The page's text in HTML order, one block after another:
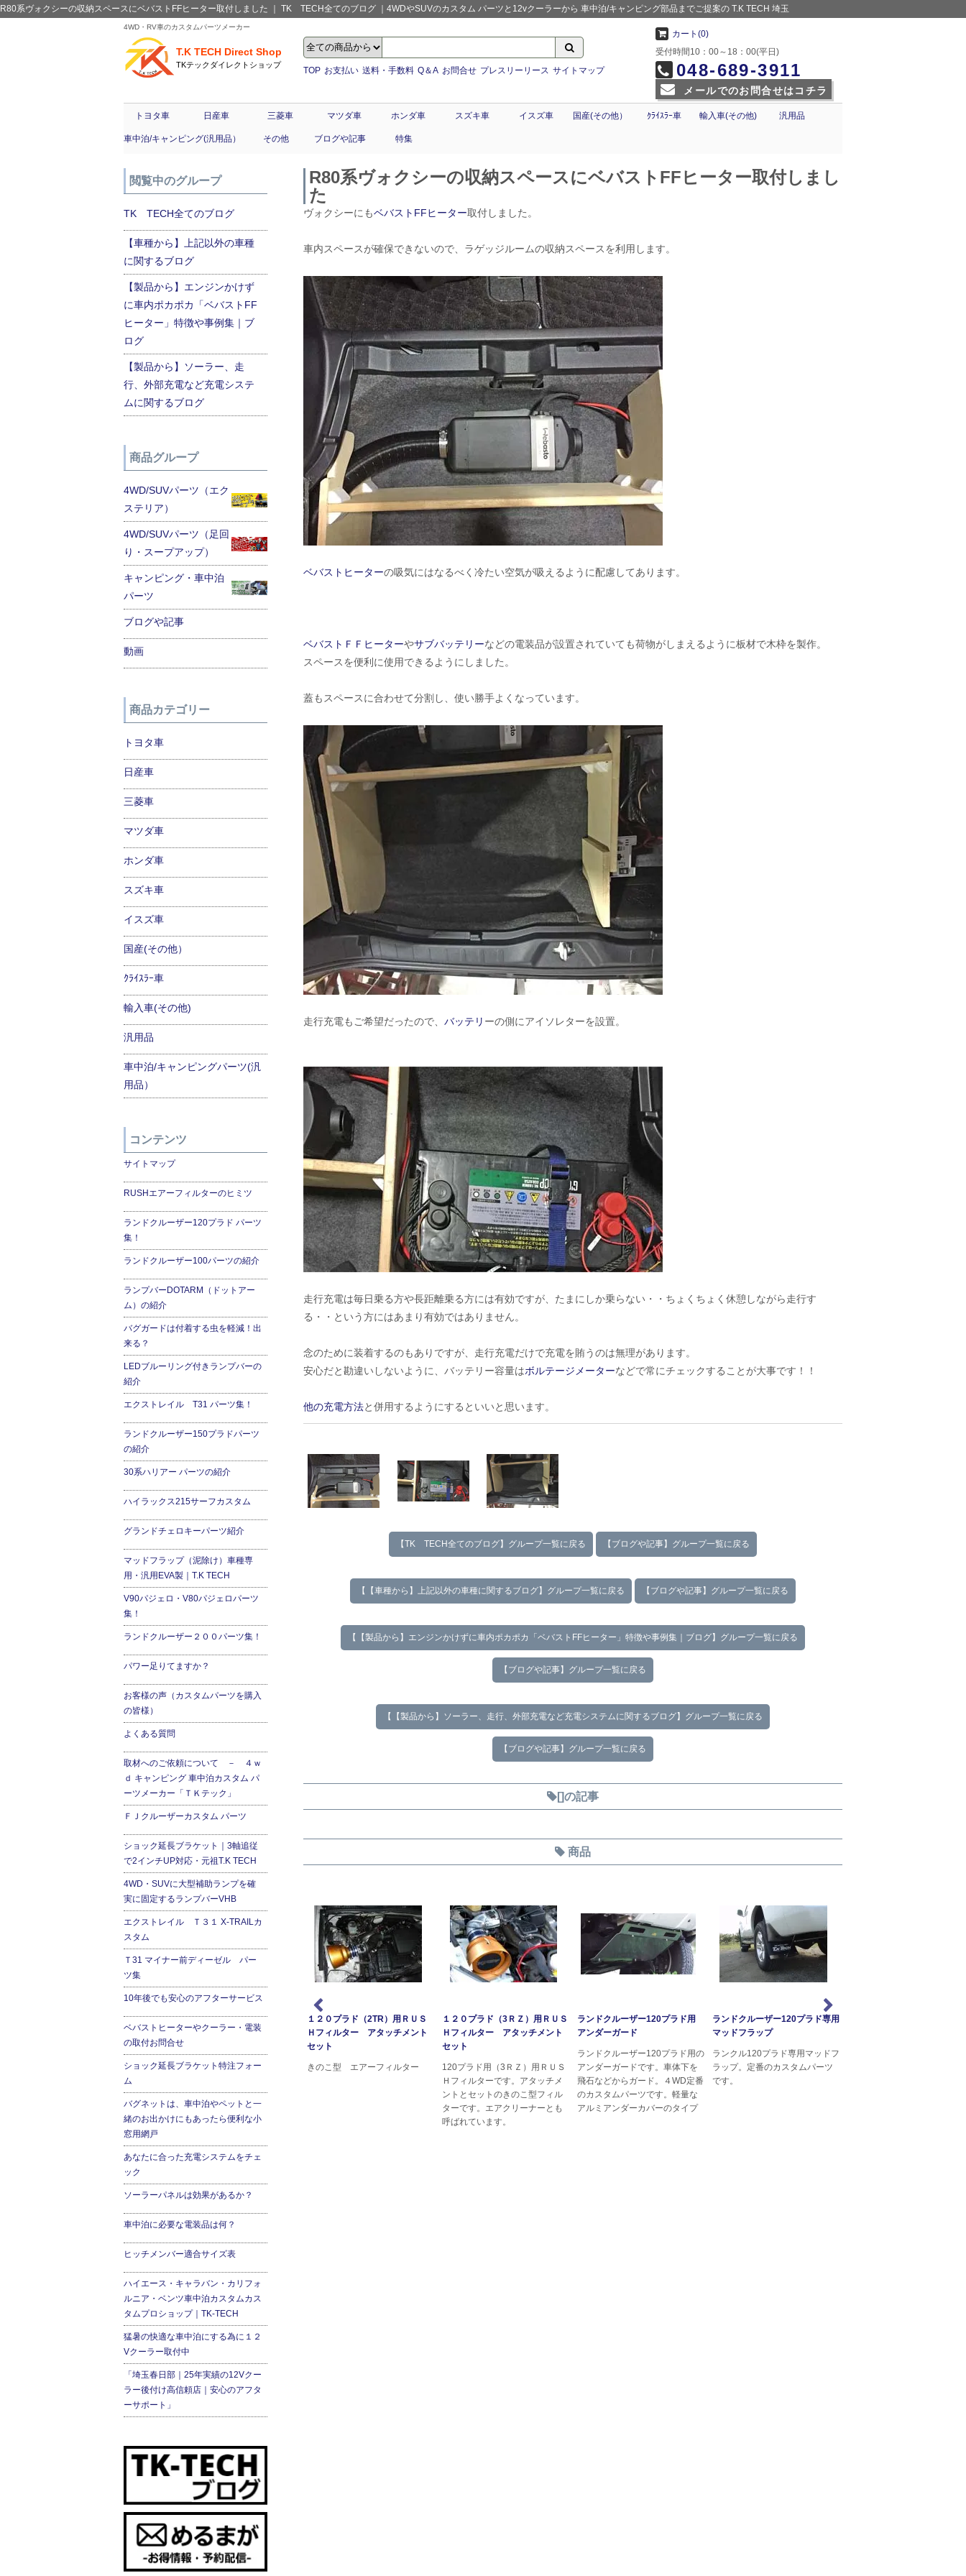
R80系ヴォクシーの収納スペースにベバストFFヒーター取付しました ｜ TK TECH全てのブログ ｜4WDやSUVのカスタム パーツと12vクーラーから 車中泊/キャンピング部品までご提案の T.K TECH 埼玉
4WD・RV車のカスタムパーツメーカー
T.K TECH Direct Shop
TKテックダイレクトショップ
TOP お支払い 送料・手数料 Q＆A お問合せ プレスリーリース サイトマップ
カート(0)
受付時間10：00～18：00(平日)
048-689-3911
メールでのお問合せはコチラ
トヨタ車 日産車 三菱車 マツダ車 ホンダ車 スズキ車 イスズ車 国産(その他） ｸﾗｲｽﾗｰ車 輸入車(その他) 汎用品
車中泊/キャンピング(汎用品） その他 ブログや記事 特集
R80系ヴォクシーの収納スペースにベバストFFヒーター取付しまし
た
ヴォクシーにもベバストFFヒーター取付しました。
車内スペースが確保できないので、ラゲッジルームの収納スペースを利用します。
ベバストヒーターの吸気にはなるべく冷たい空気が吸えるように配慮してあります。
ベバストＦＦヒーターやサブバッテリーなどの電装品が設置されていても荷物がしまえるように板材で木枠を製作。
スペースを便利に使用できるようにしました。
蓋もスペースに合わせて分割し、使い勝手よくなっています。
走行充電もご希望だったので、 バッテリ ーの側にアイソレターを設置。
走行充電は毎日乗る方や長距離乗る方には有効ですが、たまにしか乗らない・・ちょくちょく休憩しながら走行す
る・・という方にはあまり有効ではありません。
念のために装着するのもありですが、走行充電だけで充電を賄うのは無理があります。
安心だと勘違いしないように、バッテリー容量はボルテージメーターなどで常にチェックすることが大事です！！
他の充電方法と併用するようにするといいと思います。
【TK TECH全てのブログ】グループ一覧に戻る 【ブログや記事】グループ一覧に戻る
【【車種から】上記以外の車種に関するブログ】グループ一覧に戻る 【ブログや記事】グループ一覧に戻る
【【製品から】エンジンかけずに車内ポカポカ「ベバストFFヒーター」特徴や事例集｜ブログ】グループ一覧に戻る
【ブログや記事】グループ一覧に戻る
【【製品から】ソーラー、走行、外部充電など充電システムに関するブログ】グループ一覧に戻る
【ブログや記事】グループ一覧に戻る
[]の記事
商品
ランドクルーザー120プラド用イ
ランドクルーザー120プラド用の
インセクトスクリーンです。純
正グリルをカバーするように取
付けるカスタムパーツです。ラ
ジエターを虫や小石から保護。
ランドクルーザー120プラド用
VHG（グリルガード）
ランドクルーザー120プラド用の
VHGグリルガード 大型フォグ
１２０プラド（2TR）用ＲＵＳ
Ｈフィルター アタッチメント
セット
きのこ型 エアーフィルター
１２０プラド（3ＲＺ）用ＲＵＳ
Ｈフィルター アタッチメント
セット
120プラド用（3ＲＺ）用ＲＵＳ
Ｈフィルターです。アタッチメ
ントとセットのきのこ型フィル
ターです。エアクリーナーとも
呼ばれています。
ランドクルーザー120プラド用
アンダーガード
ランドクルーザー120プラド用の
アンダーガードです。車体下を
飛石などからガード。４WD定番
のカスタムパーツです。軽量な
アルミアンダーカバーのタイプ
ランドクルーザー120プラド専用
マッドフラップ
ランクル120プラド専用マッドフ
ラップ。定番のカスタムパーツ
です。
閲覧中のグループ
TK TECH全てのブログ
【車種から】上記以外の車種
に関するブログ
【製品から】エンジンかけず
に車内ポカポカ「ベバストFF
ヒーター」特徴や事例集｜ブ
ログ
【製品から】ソーラー、走
行、外部充電など充電システ
ムに関するブログ
商品グループ
4WD/SUVパーツ（エク
ステリア）
4WD/SUVパーツ（足回
り・スープアップ）
キャンピング・車中泊
パーツ
ブログや記事
動画
商品カテゴリー
トヨタ車
日産車
三菱車
マツダ車
ホンダ車
スズキ車
イスズ車
国産(その他）
ｸﾗｲｽﾗｰ車
輸入車(その他)
汎用品
車中泊/キャンピングパーツ(汎
用品）
コンテンツ
サイトマップ
RUSHエアーフィルターのヒミツ
ランドクルーザー120プラド パーツ
集！
ランドクルーザー100パーツの紹介
ランプバーDOTARM（ドットアー
ム）の紹介
バグガードは付着する虫を軽減！出
来る？
LEDブルーリング付きランプバーの
紹介
エクストレイル T31 パーツ集！
ランドクルーザー150プラドパーツ
の紹介
30系ハリアー パーツの紹介
ハイラックス215サーフカスタム
グランドチェロキーパーツ紹介
マッドフラップ（泥除け）車種専
用・汎用EVA製｜T.K TECH
V90パジェロ・V80パジェロパーツ
集！
ランドクルーザー２００パーツ集！
パワー足りてますか？
お客様の声（カスタムパーツを購入
の皆様）
よくある質問
取材へのご依頼について － ４ｗ
ｄ キャンピング 車中泊カスタム パ
ーツメーカー「ＴＫテック」
ＦＪクルーザーカスタム パーツ
ショック延長ブラケット｜3軸追従
で2インチUP対応・元祖T.K TECH
4WD・SUVに大型補助ランプを確
実に固定するランプバーVHB
エクストレイル Ｔ３１ X-TRAILカ
スタム
Ｔ31 マイナー前ディーゼル パー
ツ集
10年後でも安心のアフターサービス
ベバストヒーターやクーラー・電装
の取付お問合せ
ショック延長ブラケット特注フォー
ム
バグネットは、車中泊やペットと一
緒のお出かけにもあったら便利な小
窓用網戸
あなたに合った充電システムをチェ
ック
ソーラーパネルは効果があるか？
車中泊に必要な電装品は何？
ヒッチメンバー適合サイズ表
ハイエース・キャラバン・カリフォ
ルニア・ベンツ車中泊カスタムカス
タムプロショップ｜TK-TECH
猛暑の快適な車中泊にする為に１２
Vクーラー取付中
「埼玉春日部｜25年実績の12Vクー
ラー後付け高信頼店｜安心のアフタ
ーサポート」